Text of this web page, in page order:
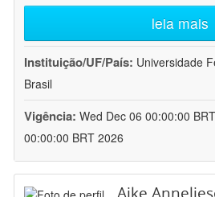
leia mais
Instituição/UF/País: Universidade
Brasil
Vigência: Wed Dec 06 00:00:00
00:00:00 BRT 2026